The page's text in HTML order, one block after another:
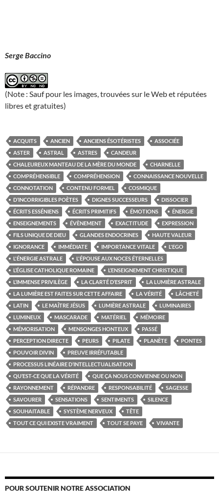
Serge Baccino
(Note : Sauf pour les images, trouvées sur le Web et réputées
libres et gratuites)
ACQUITS ANCIEN ANCIENS ÉSOTÉRISTES
ASSOCIÉE
ASTER
ASTRAL ASTRES
CANDEUR
CHALEUREUX MANTEAU DE LA MÈRE DU MONDE
CHARNELLE
COMPRÉHENSIBLE
COMPRÉHENSION
CONNAISSANCE NOUVELLE
CONNOTATION
CONTENU FORMEL
COSMIQUE
D’INCORRIGIBLES POÈTES
DIGNES SUCCESSEURS
DISSOCIER
ÉCRITS ESSÉNIENS
ÉCRITS PRIMITIFS ÉMOTIONS
ÉNERGIE
ENSEIGNEMENTS
ÉVÈNEMENT EXACTITUDE
EXPRESSION
FILS UNIQUE DE DIEU
GLANDES ENDOCRINES
HAUTE VALEUR
IGNORANCE
IMMÉDIATE IMPORTANCE VITALE
L'EGO
L'ÉNERGIE ASTRALE
L'ÉPOUSE AUX NOCES ÉTERNELLES
L’ÉGLISE CATHOLIQUE ROMAINE
L’ENSEIGNEMENT CHRISTIQUE
L’IMMENSE PRIVILÈGE
LA CLARTÉ D’ESPRIT
LA LUMIÈRE ASTRALE
LA LUMIÈRE EST FAITES SUR CETTE AFFAIRE
LA VÉRITÉ
LÂCHETÉ
LATIN
LE MAÎTRE JÉSUS LUMIÈRE ASTRALE
LUMINAIRES
LUMINEUX
MASCARADE MATÉRIEL
MÉMOIRE
MÉMORISATION
MENSONGES HONTEUX
PASSÉ
PERCEPTION DIRECTE
PEURS PILATE PLANÈTE
PONTES
POUVOIR DIVIN
PREUVE IRRÉFUTABLE
PROCESSUS LINÉAIRE D’INTELLECTUALISATION
QU’EST-CE QUE LA VÉRITÉ
QUE ÇA NOUS CONVIENNE OU NON
RAYONNEMENT
RÉPANDRE RESPONSABILITÉ
SAGESSE
SAVOURER
SENSATIONS SENTIMENTS
SILENCE
SOUHAITABLE
SYSTÈME NERVEUX
TÊTE
TOUT CE QUI EXISTE VRAIMENT
TOUT SE PAYE VIVANTE
POUR SOUTENIR NOTRE ASSOCIATION